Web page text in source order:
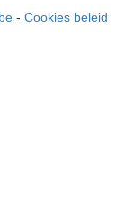
- Cookies beleid